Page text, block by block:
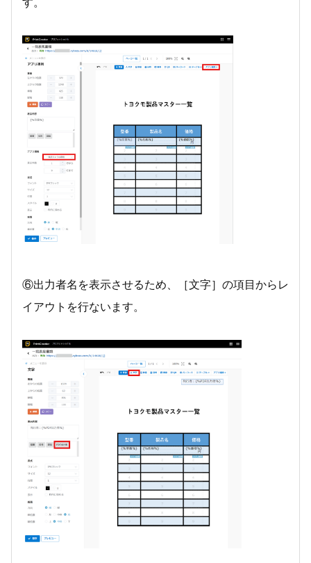
⑥出力者名を表示させるため、［文字］の項目からレ
イアウトを行ないます。